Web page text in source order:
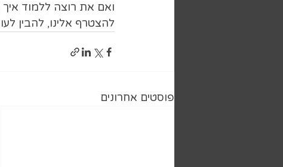
ואם את רוצה ללמוד
להצטרף אלינו, להבין
פוסטים אחרונים